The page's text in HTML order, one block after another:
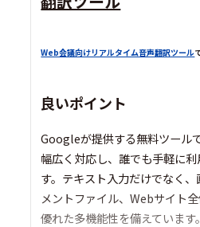
Web会議向けリアルタイム音声翻訳ツール
良いポイント
Googleが提供する無料ツール
幅広く対応し、誰でも手軽に
す。テキスト入力だけでなく
メントファイル、Webサイト
優れた多機能性を備えていま